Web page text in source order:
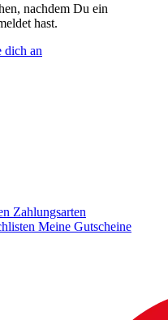
nachdem Du ein
hast.
dich an
Zahlungsarten
Meine Gutscheine